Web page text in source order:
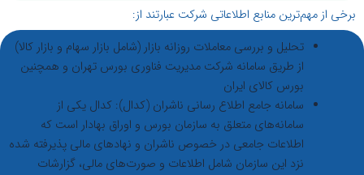
برخی از مهم‌ترین منابع اطلاعاتی شرکت عبارتند از:
تحلیل و بررسی معاملات روزانه بازار (شامل بازار سهام و بازار کالا)
از طریق سامانه شرکت مدیریت فناوری بورس تهران و همچنین
بورس کالای ایران
سامانه جامع اطلاع رسانی ناشران (کدال): کدال یکی از
سامانه‌های متعلق به سازمان بورس و اوراق بهادار است که
اطلاعات جامعی در خصوص ناشران و نهادهای مالی پذیرفته شده
نزد این سازمان شامل اطلاعات و صورت‌های مالی، گزارشات